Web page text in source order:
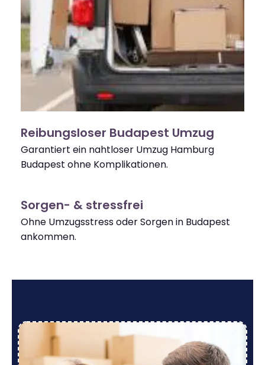
Reibungsloser Budapest Umzug
Garantiert ein nahtloser Umzug Hamburg
Budapest ohne Komplikationen.
Sorgen- & stressfrei
Ohne Umzugsstress oder Sorgen in Budapest
ankommen.